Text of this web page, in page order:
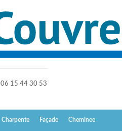
06 15 44 30 53
Charpente Façade Cheminee